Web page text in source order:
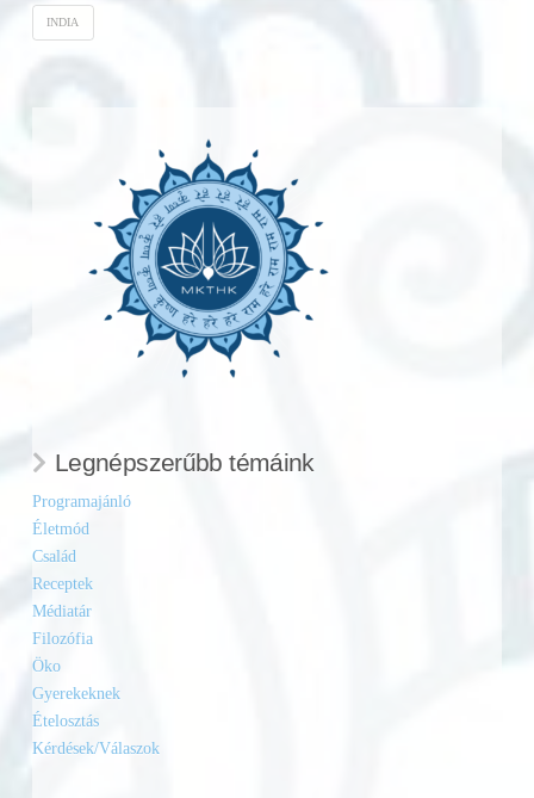
INDIA
Legnépszerűbb témáink
Programajánló
Életmód
Család
Receptek
Médiatár
Filozófia
Öko
Gyerekeknek
Ételosztás
Kérdések/Válaszok